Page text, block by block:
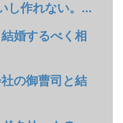
し作れない。...
婚するべく相
の御曹司と結